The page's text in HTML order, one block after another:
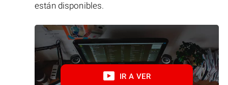
están disponibles.
IR A VER